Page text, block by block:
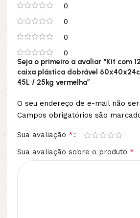
0
0
0
0
Seja o primeiro a avaliar “Kit com
caixa plástica dobrável
45L / 25kg vermelha”
O seu endereço de e-mail não
Campos obrigatórios são
Sua avaliação *
Sua avaliação sobre o produto *